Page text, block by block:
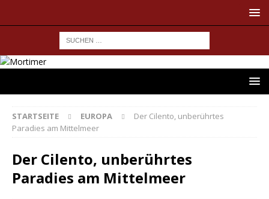
STARTSEITE EUROPA
Der Cilento, unberührtes
Paradies am Mittelmeer
Der Cilento, unberührtes
Paradies am Mittelmeer